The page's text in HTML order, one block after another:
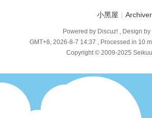
小黑屋 | Archiver
Powered by Discuz! , Design
GMT+8, 2026-8-7 14:37 , Processed in 10
Copyright © 2009-2025